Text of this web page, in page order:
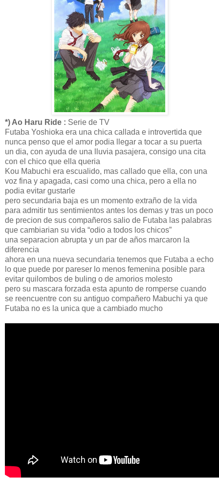
*) Ao Haru Ride : Serie de TV
Futaba Yoshioka era una chica callada e introvertida que
nunca penso que el amor podia llegar a tocar a su puerta
un dia, con ayuda de una lluvia pasajera, consigo una cita
con el chico que ella queria
Kou Mabuchi era escualido, mas callado que ella, con una
voz fina y apagada, casi como una chica, pero a ella no
podia evitar gustarle
pero secundaria baja es un momento extraño de la vida
para admitir tus sentimientos antes los demas y tras un poco
de precion de sus compañeros salio de Futaba las palabras
que cambiarian su vida “odio a todos los chicos”
una separacion abrupta y un par de años marcaron la
diferencia
ahora en una nueva secundaria tenemos que Futaba a echo
lo que puede por pareser lo menos femenina posible para
evitar quilombos de buling o de amorios molesto
pero su mascara forzada esta apunto de romperse cuando
se reencuentre con su antiguo compañero Mabuchi ya que
Futaba no es la unica que a cambiado mucho